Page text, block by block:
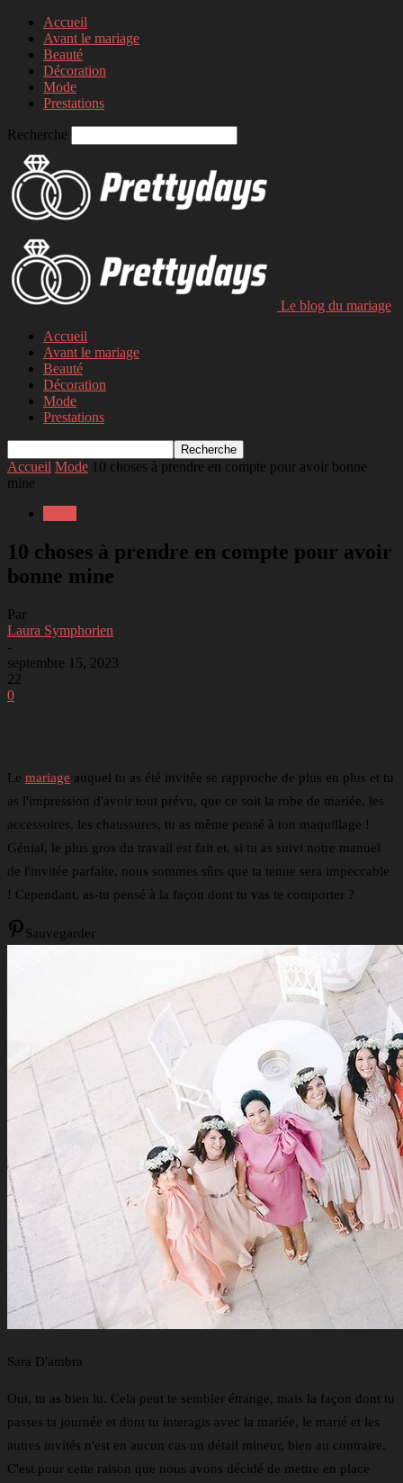
Accueil
Avant le mariage
Beauté
Décoration
Mode
Prestations
Recherche
Le blog du mariage
Accueil
Avant le mariage
Beauté
Décoration
Mode
Prestations
Accueil Mode 10 choses à prendre en compte pour avoir bonne
mine
10 choses à prendre en compte pour avoir
bonne mine
Par
Laura Symphorien
-
septembre 15, 2023
22
0
Le mariage auquel tu as été invitée se rapproche de plus en plus et tu
as l'impression d'avoir tout prévu, que ce soit la robe de mariée, les
accessoires, les chaussures, tu as même pensé à ton maquillage !
Génial, le plus gros du travail est fait et, si tu as suivi notre manuel
de l'invitée parfaite, nous sommes sûrs que ta tenue sera impeccable
! Cependant, as-tu pensé à la façon dont tu vas te comporter ?
Sauvegarder
Sara D'ambra
Oui, tu as bien lu. Cela peut te sembler étrange, mais la façon dont tu
passes ta journée et dont tu interagis avec la mariée, le marié et les
autres invités n'est en aucun cas un détail mineur, bien au contraire.
C'est pour cette raison que nous avons décidé de mettre en place